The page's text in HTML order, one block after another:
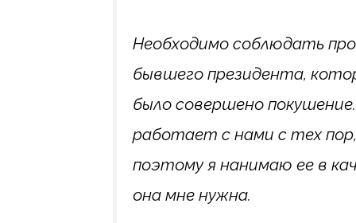
Необходимо соблюдать
бывшего президента,
было совершено
работает с нами с тех
поэтому я нанимаю ее в
она мне нужна.